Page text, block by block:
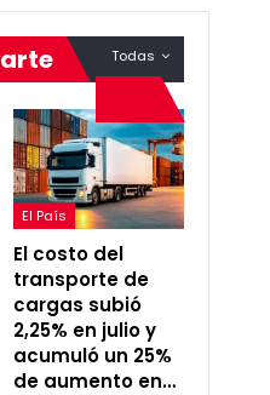
Todas
El País
El costo del
transporte de
cargas subió
2,25% en julio y
acumuló un 25%
de aumento en…